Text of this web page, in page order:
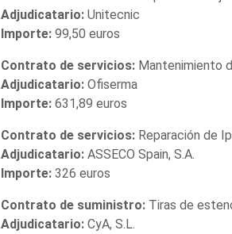
Adjudicatario: Unitecnic
Importe: 99,50 euros
Contrato de servicios: Mantenimiento
Adjudicatario: Ofiserma
Importe: 631,89 euros
Contrato de servicios: Reparación de
Adjudicatario: ASSECO Spain, S.A.
Importe: 326 euros
Contrato de suministro: Tiras de
Adjudicatario: CyA, S.L.